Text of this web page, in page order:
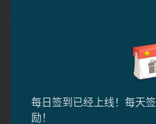
每日签到已经上线！每天
励！